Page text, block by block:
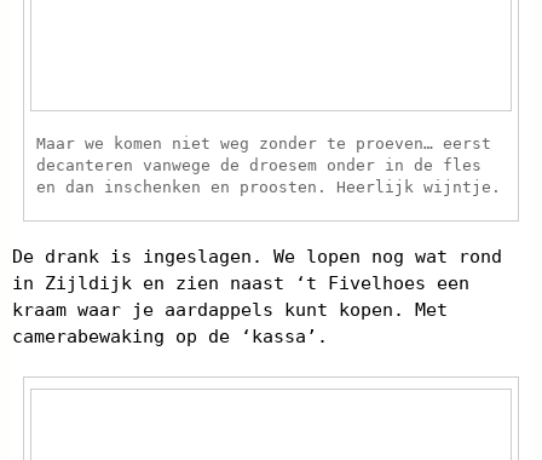
Maar we komen niet weg zonder te proeven… eerst
decanteren vanwege de droesem onder in de fles
en dan inschenken en proosten. Heerlijk wijntje.
De drank is ingeslagen. We lopen nog wat rond
in Zijldijk en zien naast ‘t Fivelhoes een
kraam waar je aardappels kunt kopen. Met
camerabewaking op de ‘kassa’.